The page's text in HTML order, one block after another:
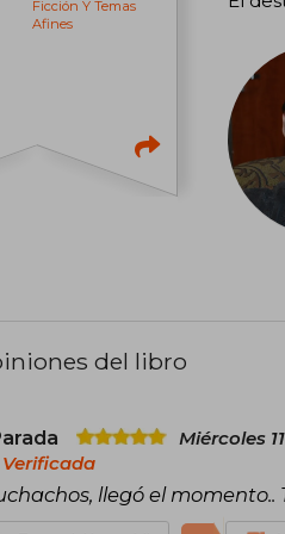
Ficción Y Temas
Afines
del libro
Miércoles
llegó el momento..